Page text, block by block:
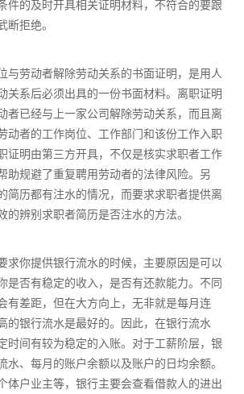
件的及时开具相关证明材料，不符合的要跟
拒绝。
与劳动者解除劳动关系的书面证明，是用人
关系后必须出具的一份书面材料。离职证明
者已经与上一家公司解除劳动关系，而且离
动者的工作岗位、工作部门和该份工作入职
证明由第三方开具，不仅是核实求职者工作
助规避了重复聘用劳动者的法律风险。另
简历都有注水的情况，而要求求职者提供离
的辨别求职者简历是否注水的方法。
求你提供银行流水的时候，主要原因是可以
是否有稳定的收入，是否有还款能力。不同
有差距，但在大方向上，无非就是每月连
的银行流水是最好的。因此，在银行流水
时间有较为稳定的入账。对于工薪阶层，银
水、每月的账户余额以及账户的日均余额。
体户业主等，银行主要会查看借款人的进出